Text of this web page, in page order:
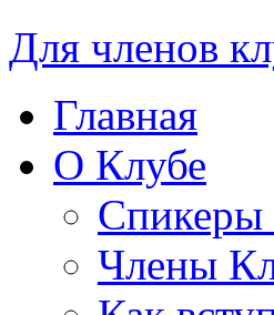
Для членов
Главная
О Клубе
Спикеры
Члены